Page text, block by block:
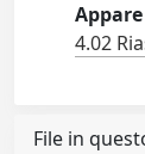
4.02
File in